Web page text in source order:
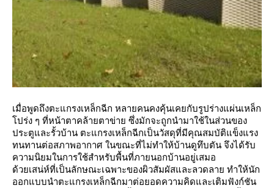
เมื่อพูดถึงตะแกรงเหล็กฉีก หลายคนคงคุ้นเคยกับรูปร่างแผ่นเหล็ก
ปร่ง ๆ ที่หน้าตาคล้ายตาข่าย ซึ่งมักจะถูกนำมาใช้ในส่วนของ
ประตูและรั้วบ้าน ตะแกรงเหล็กฉีกเป็นวัสดุที่มีคุณสมบัติแข็งแรง
ทนทานต่อสภาพอากาศ ในขณะที่ไม่ทำให้บ้านดูทึบตัน จึงได้รับ
ความนิยมในการใช้สำหรับพื้นที่ภายนอกบ้านอยู่เสมอ
ด้วยเสน่ห์ที่เป็นลักษณะเฉพาะของผิวสัมผัสและลวดลาย ทำให้นัก
ออกแบบนำตะแกรงเหล็กฉีกมาต่อยอดความคิดและเติมฟังก์ชัน